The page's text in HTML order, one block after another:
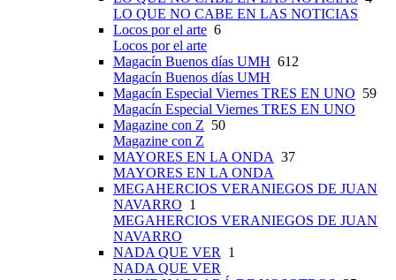
LO QUE NO CABE EN LAS NOTICIAS
Locos por el arte 6
Locos por el arte
Magacín Buenos días UMH 612
Magacín Buenos días UMH
Magacín Especial Viernes TRES EN UNO 59
Magacín Especial Viernes TRES EN UNO
Magazine con Z 50
Magazine con Z
MAYORES EN LA ONDA 37
MAYORES EN LA ONDA
MEGAHERCIOS VERANIEGOS DE JUAN
NAVARRO 1
MEGAHERCIOS VERANIEGOS DE JUAN
NAVARRO
NADA QUE VER
1
NADA QUE VER